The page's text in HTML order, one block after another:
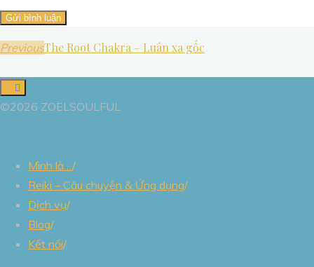
PreviousThe Root Chakra – Luân xa gốc
©2026 ZOELSOULFUL
Mình là… /
Reiki – Câu chuyện & Ứng dụng/
Dịch vụ/
Blog/
Kết nối/